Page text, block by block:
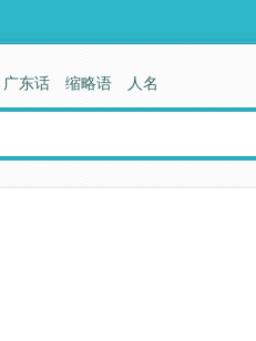
广东话 缩略语 人名